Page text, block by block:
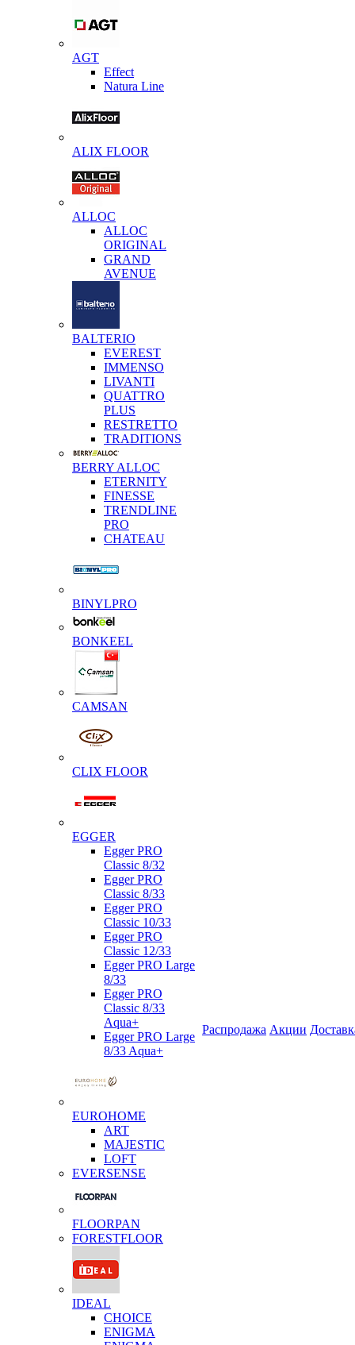
AGT
Effect
Natura Line
ALIX FLOOR
ALLOC
ALLOC
ORIGINAL
GRAND
AVENUE
BALTERIO
EVEREST
IMMENSO
LIVANTI
QUATTRO
PLUS
RESTRETTO
TRADITIONS
BERRY ALLOC
ETERNITY
FINESSE
TRENDLINE
PRO
CHATEAU
BINYLPRO
BONKEEL
CAMSAN
CLIX FLOOR
EGGER
Egger PRO
Classic 8/32
Egger PRO
Classic 8/33
Egger PRO
Classic 10/33
Egger PRO
Classic 12/33
Egger PRO Large
8/33
Egger PRO
Classic 8/33
Aqua+
Egger PRO Large
8/33 Aqua+
EUROHOME
ART
MAJESTIC
LOFT
EVERSENSE
FLOORPAN
FORESTFLOOR
IDEAL
CHOICE
ENIGMA
Распродажа Акции